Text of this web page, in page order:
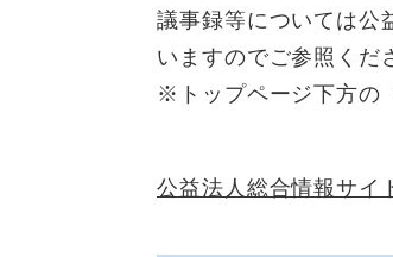
議事録等については
いますのでご参照くだ
※トップページ下方の
公益法人総合情報サイ